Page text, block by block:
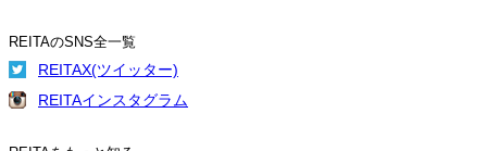
REITAのSNS全一覧
REITAX(ツイッター)
REITAインスタグラム